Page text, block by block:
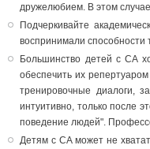
дружелюбием. В этом
Подчеркивайте
воспринимали способности
Большинство детей с СА
обеспечить их
тренировочные диалоги,
интуитивно, только после
поведение людей".
Детям с СА может не